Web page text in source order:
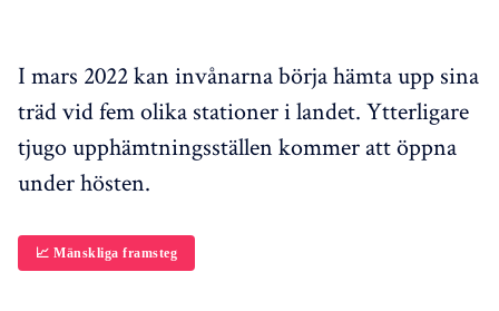
I mars 2022 kan invånarna börja hämta upp sina
träd vid fem olika stationer i landet. Ytterligare
tjugo upphämtningsställen kommer att öppna
under hösten.
📈 Mänskliga framsteg